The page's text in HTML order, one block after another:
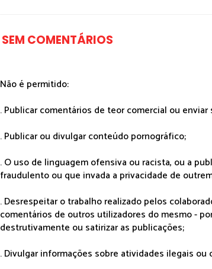
SEM COMENTÁRIOS
Não é permitido:
. Publicar comentários de teor comercial ou enviar
. Publicar ou divulgar conteúdo pornográfico;
. O uso de linguagem ofensiva ou racista, ou a
fraudulento ou que invada a privacidade de
. Desrespeitar o trabalho realizado pelos
comentários de outros utilizadores do mesmo -
destrutivamente ou satirizar as publicações;
. Divulgar informações sobre atividades ilegais ou